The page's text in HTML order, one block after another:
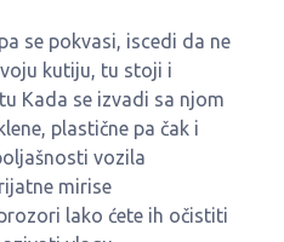
se pokvasi, iscedi da ne
kutiju, tu stoji i
Kada se izvadi sa njom
plastične pa čak i
vozila
mirise
lako ćete ih očistiti